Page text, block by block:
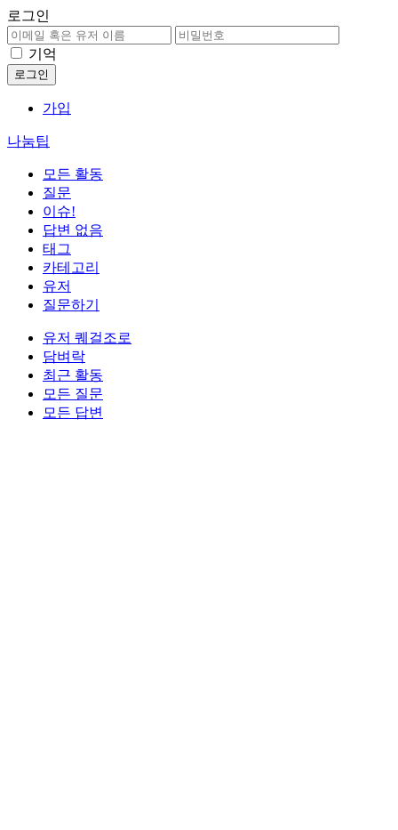
로그인
기억
가입
나눔팁
모든 활동
질문
이슈!
답변 없음
태그
카테고리
유저
질문하기
유저 퀘걸조로
담벼락
최근 활동
모든 질문
모든 답변